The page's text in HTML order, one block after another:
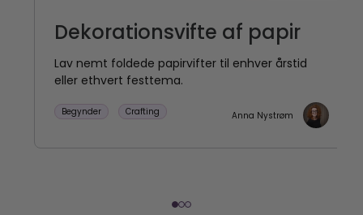
Dekorationsvifte af papir
Lav nemt foldede papirvifter til enhver årstid
eller ethvert festtema.
Begynder Crafting Anna Nystrøm